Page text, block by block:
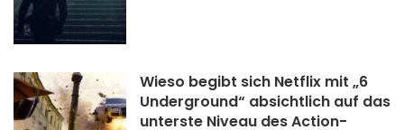
Wieso begibt sich Netflix mit „6
Underground“ absichtlich auf das
unterste Niveau des Action-